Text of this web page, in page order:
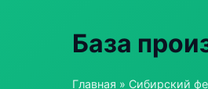
База
Главная » Сибирский